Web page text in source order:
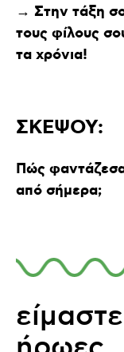
→ Στην τάξη
τους φίλους
τα χρόνια!
ΣΚΕΨΟΥ:
Πώς
από σήμερα;